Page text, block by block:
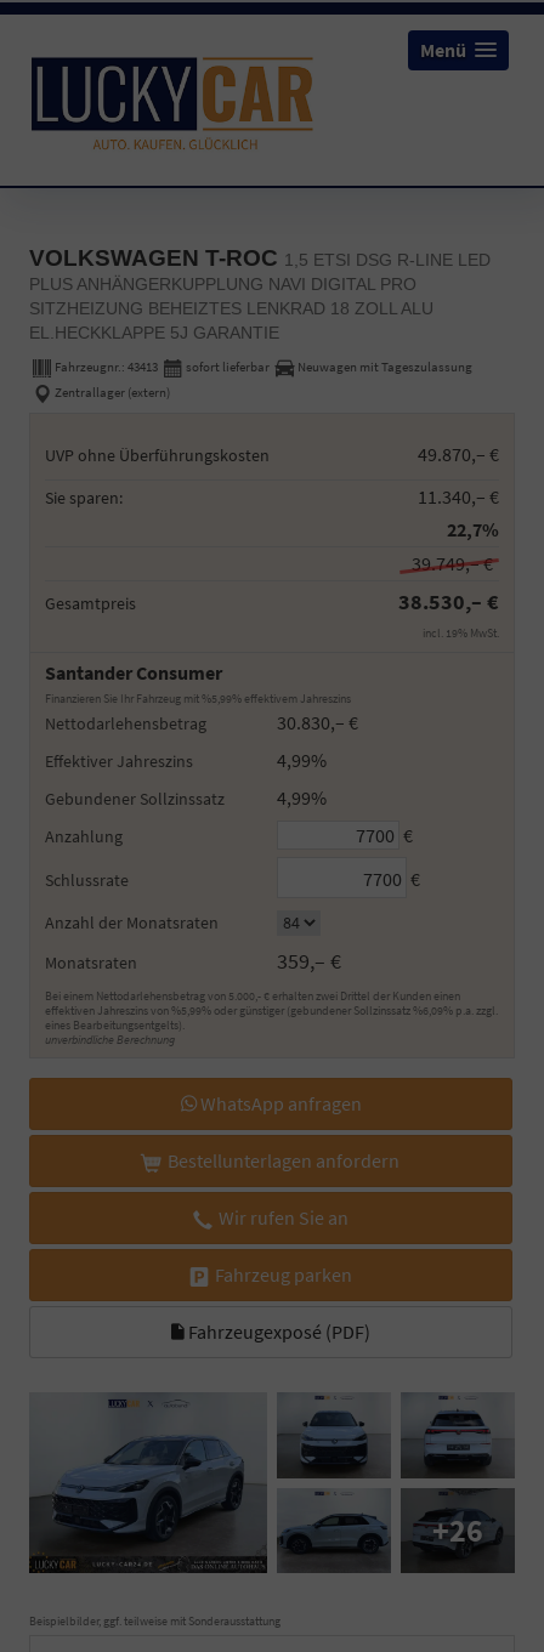
Menü
VOLKSWAGEN T-ROC 1,5 ETSI DSG R-LINE LED
PLUS ANHÄNGERKUPPLUNG NAVI DIGITAL PRO
SITZHEIZUNG BEHEIZTES LENKRAD 18 ZOLL ALU
EL.HECKKLAPPE 5J GARANTIE
Fahrzeugnr.: 43413 sofort lieferbar
Neuwagen mit Tageszulassung
Zentrallager (extern)
UVP ohne Überführungskosten 49.870,– €
Sie sparen:
11.340,– €
22,7%
39.749,– €
Gesamtpreis 38.530,– €
incl. 19% MwSt.
Santander Consumer
Finanzieren Sie Ihr Fahrzeug mit %5,99% effektivem Jahreszins
Nettodarlehensbetrag 30.830,– €
Effektiver Jahreszins 4,99%
Gebundener Sollzinssatz 4,99%
Anzahlung €
Schlussrate €
Anzahl der Monatsraten
Monatsraten
359,– €
Bei einem Nettodarlehensbetrag von 5.000,- € erhalten zwei Drittel der Kunden einen
effektiven Jahreszins von %5,99% oder günstiger (gebundener Sollzinssatz %6,09% p.a. zzgl.
eines Bearbeitungsentgelts).
unverbindliche Berechnung
WhatsApp anfragen
Bestellunterlagen anfordern
Wir rufen Sie an
Fahrzeug parken
Fahrzeugexposé (PDF)
+26
Beispielbilder, ggf. teilweise mit Sonderausstattung